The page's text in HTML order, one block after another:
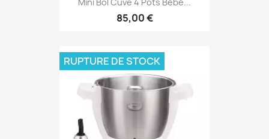
Mini Bol Cuve 4 Pots Bébé...
85,00 €
RUPTURE DE STOCK